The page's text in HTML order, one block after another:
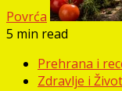
Povrća
5 min read
Prehrana i
Zdravlje i Život